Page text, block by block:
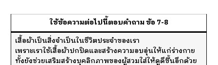
ใช้ข้อความต่อไปนี้ตอบคำถาม ข้อ 7-8
เสื้อผ้าเป็นสิ่งจำเป็นในชีวิตประจำของเรา
เพราะเราใช้เสื้อผ้าปกปิดและสร้างความอบอุ่นให้แก่ร่างกาย
ทั้งยังช่วยเสริมสร้างบุคลิกภาพของผู้สวมใส่ให้ดูดีขึ้นอีกด้วย